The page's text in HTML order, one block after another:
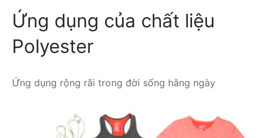
Ứng dụng của chất liệu
Polyester
Ứng dụng rộng rãi trong đời sống hằng ngày